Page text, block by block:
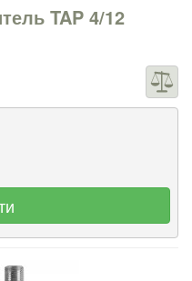
TAP 4/12